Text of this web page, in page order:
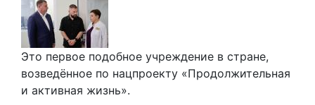
Это первое подобное учреждение в стране,
возведённое по нацпроекту «Продолжительная
и активная жизнь».